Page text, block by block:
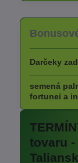
Darčeky
semená
fortunei a
tovaru